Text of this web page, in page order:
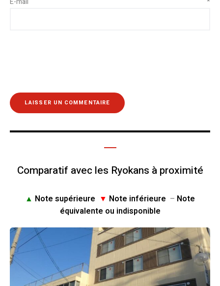
Comparatif avec les Ryokans à proximité
▲ Note supérieure ▼ Note inférieure – Note
équivalente ou indisponible